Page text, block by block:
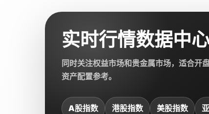
实时行情数据中
同时关注权益市场和贵金属市场，适合开
资产配置参考。
A股指数 港股指数 美股指数